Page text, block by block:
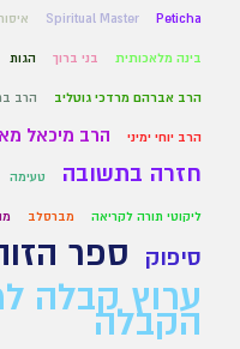
Peticha
Spiritual Master איסור
בינה מלאכותית בני ברוך הגות
הרב אברהם מרדכי גוטליב הרב
הרב יוחי ימיני הרב מיכאל
חזרה בתשובה טעימה
ליקוטי תורה לקריאה מברסלב
סיפוק ספר
ערוץ קבלה
הקבלה